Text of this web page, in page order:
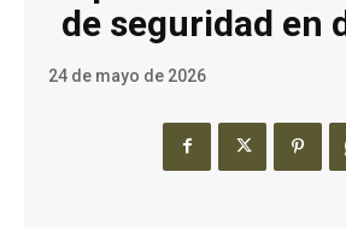
de seguridad en
24 de mayo de 2026